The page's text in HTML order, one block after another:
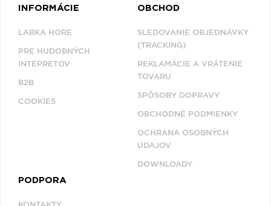
INFORMÁCIE
LABKA HORE
PRE HUDOBNÝCH
INTEPRETOV
B2B
COOKIES
OBCHOD
SLEDOVANIE OBJEDNÁVKY
(TRACKING)
REKLAMÁCIE A VRÁTENIE
TOVARU
SPÔSOBY DOPRAVY
OBCHODNÉ PODMIENKY
OCHRANA OSOBNÝCH
ÚDAJOV
DOWNLOADY
PODPORA